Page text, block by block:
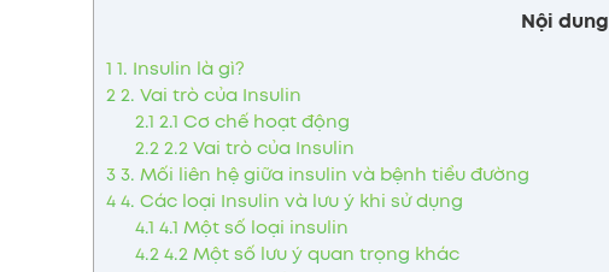
Nội dung
1 1. Insulin là gì?
22. Vai trò của Insulin
2.1 2.1 Cơ chế hoạt động
2.22.2 Vai trò của Insulin
33. Mối liên hệ giữa insulin và bệnh tiểu đường
44. Các loại Insulin và lưu ý khi sử dụng
4.1 4.1 Một số loại insulin
4.24.2 Một số lưu ý quan trọng khác